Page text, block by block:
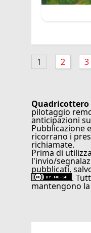
1 2 3
Quadricottero
pilotaggio
anticipazioni
Pubblicazione
ricorrano i
richiamate.
Prima di
l'invio/
pubblicati,
.
mantengono la